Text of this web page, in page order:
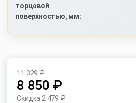
торцовой
поверхностью, мм:
11 329 ₽
8 850 ₽
Скидка 2 479 ₽